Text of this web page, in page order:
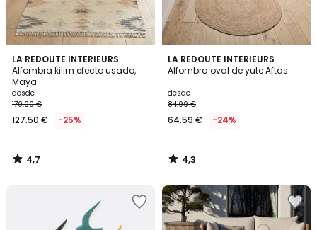
LA REDOUTE INTERIEURS
Alfombra kilim efecto usado,
Maya
desde
170.00 €
127.50 € -25%
4,7
/ 5
4,7
/
LA REDOUTE INTERIEURS
Alfombra oval de yute Aftas
desde
84.99 €
64.59 € -24%
4,3
/ 5
4,3
/